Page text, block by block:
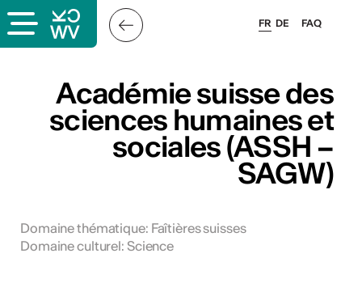
FAQ
FR DE
Académie suisse des
sciences humaines et
sociales (ASSH –
SAGW)
Domaine thématique: Faîtières suisses
Domaine culturel: Science